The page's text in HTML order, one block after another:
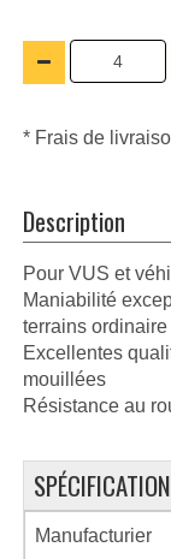
* Frais de
Description
Pour VUS et
Maniabilité
terrains ordinaire
Excellentes
mouillées
Résistance au
Manufacturier